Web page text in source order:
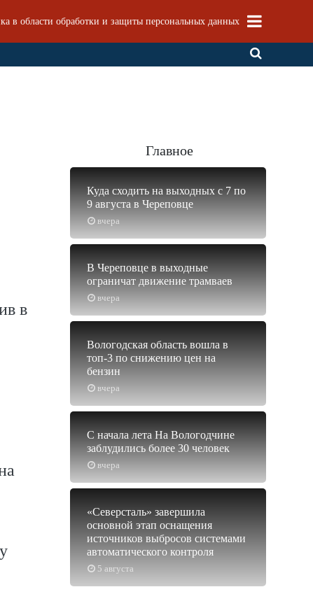
в области обработки и защиты персональных данных
в
Главное
вчера
Куда сходить на выходных с 7 по
9 августа в Череповце
вчера
В Череповце в выходные
ограничат движение трамваев
вчера
Вологодская область вошла в
топ-3 по снижению цен на
бензин
вчера
С начала лета На Вологодчине
заблудились более 30 человек
5 августа
«Северсталь» завершила
основной этап оснащения
источников выбросов системами
автоматического контроля